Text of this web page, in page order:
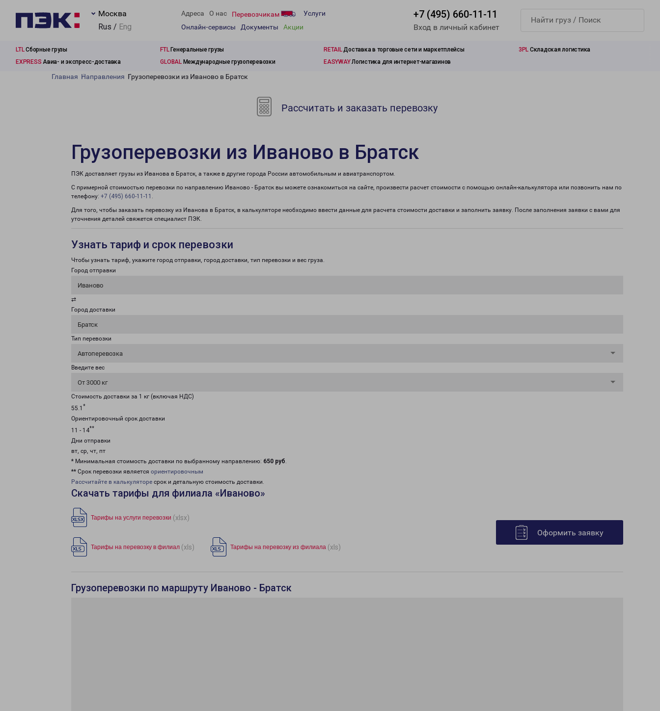
Москва
Rus / Eng
Адреса О нас Перевозчикам
Услуги
Онлайн-сервисы
Документы Акции
+7 (495) 660-11-11
Вход в личный кабинет
LTLСборные грузы FTLГенеральные грузы RETAILДоставка в торговые сети и маркетплейсы 3PL Складская логистика
EXPRESS Авиа- и экспресс-доставка GLOBALМеждународные грузоперевозки EASYWAYЛогистика для интернет-магазинов
Главная Направления Грузоперевозки из Иваново в Братск
Рассчитать и заказать перевозку
Грузоперевозки из Иваново в Братск
ПЭК доставляет грузы из Иванова в Братск, а также в другие города России автомобильным и авиатранспортом.
С примерной стоимостью перевозки по направлению Иваново - Братск вы можете ознакомиться на сайте, произвести расчет стоимости с помощью онлайн-калькулятора или позвонить нам по
телефону: +7 (495) 660-11-11 .
Для того, чтобы заказать перевозку из Иванова в Братск, в калькуляторе необходимо ввести данные для расчета стоимости доставки и заполнить заявку. После заполнения заявки с вами для
уточнения деталей свяжется специалист ПЭК.
Узнать тариф и срок перевозки
Чтобы узнать тариф, укажите город отправки, город доставки, тип перевозки и вес груза.
Город отправки
Иваново
⇄
Город доставки
Братск
Тип перевозки
Автоперевозка
Введите вес
От 3000 кг
Стоимость доставки за 1 кг (включая НДС)
55.1 *
Ориентировочный срок доставки
11 - 14**
Дни отправки
вт, ср, чт, пт
* Минимальная стоимость доставки по выбранному направлению: 650 руб.
** Срок перевозки является ориентировочным
Рассчитайте в калькуляторе срок и детальную стоимость доставки.
Скачать тарифы для филиала «Иваново»
Тарифы на услуги перевозки (xlsx)
Тарифы на перевозку в филиал (xls) Тарифы на перевозку из филиала (xls)
Оформить заявку
Грузоперевозки по маршруту Иваново - Братск